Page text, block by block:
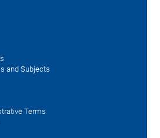
and Subjects
Terms